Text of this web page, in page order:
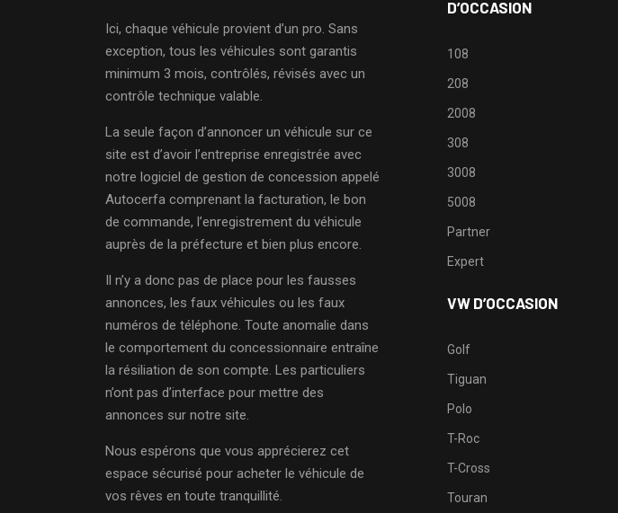
Ici, chaque véhicule provient d’un pro. Sans
exception, tous les véhicules sont garantis
minimum 3 mois, contrôlés, révisés avec un
contrôle technique valable.
La seule façon d’annoncer un véhicule sur ce
site est d’avoir l’entreprise enregistrée avec
notre logiciel de gestion de concession appelé
Autocerfa comprenant la facturation, le bon
de commande, l’enregistrement du véhicule
auprès de la préfecture et bien plus encore.
Il n’y a donc pas de place pour les fausses
annonces, les faux véhicules ou les faux
numéros de téléphone. Toute anomalie dans
le comportement du concessionnaire entraîne
la résiliation de son compte. Les particuliers
n’ont pas d’interface pour mettre des
annonces sur notre site.
Nous espérons que vous apprécierez cet
espace sécurisé pour acheter le véhicule de
vos rêves en toute tranquillité.
D’OCCASION
108
208
2008
308
3008
5008
Partner
Expert
VW D’OCCASION
Golf
Tiguan
Polo
T-Roc
T-Cross
Touran